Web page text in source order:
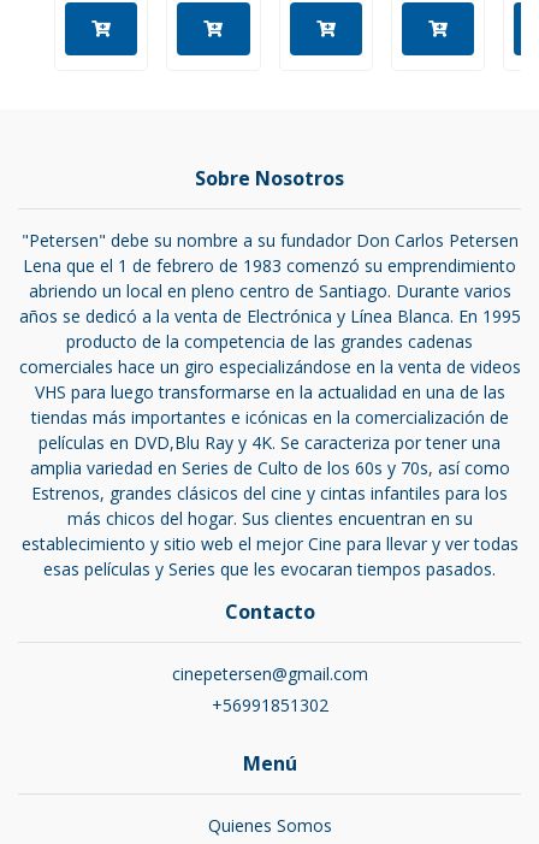
Sobre Nosotros
"Petersen" debe su nombre a su fundador Don Carlos Petersen
Lena que el 1 de febrero de 1983 comenzó su emprendimiento
abriendo un local en pleno centro de Santiago. Durante varios
años se dedicó a la venta de Electrónica y Línea Blanca. En 1995
producto de la competencia de las grandes cadenas
comerciales hace un giro especializándose en la venta de videos
VHS para luego transformarse en la actualidad en una de las
tiendas más importantes e icónicas en la comercialización de
películas en DVD,Blu Ray y 4K. Se caracteriza por tener una
amplia variedad en Series de Culto de los 60s y 70s, así como
Estrenos, grandes clásicos del cine y cintas infantiles para los
más chicos del hogar. Sus clientes encuentran en su
establecimiento y sitio web el mejor Cine para llevar y ver todas
esas películas y Series que les evocaran tiempos pasados.
Contacto
cinepetersen@gmail.com
+56991851302
Menú
Quienes Somos